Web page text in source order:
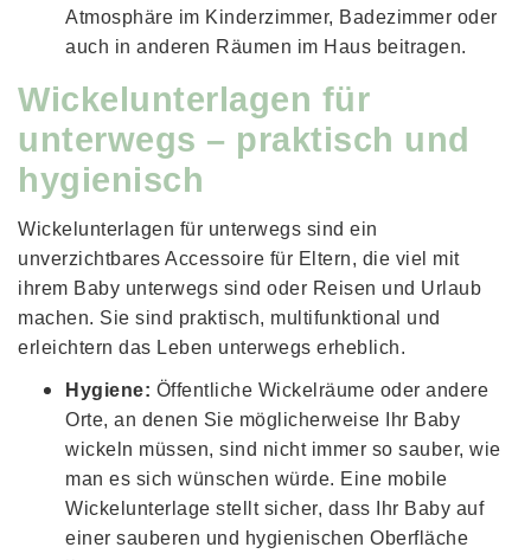
Atmosphäre im Kinderzimmer, Badezimmer oder
auch in anderen Räumen im Haus beitragen.
Wickelunterlagen für
unterwegs – praktisch und
hygienisch
Wickelunterlagen für unterwegs sind ein
unverzichtbares Accessoire für Eltern, die viel mit
ihrem Baby unterwegs sind oder Reisen und Urlaub
machen. Sie sind praktisch, multifunktional und
erleichtern das Leben unterwegs erheblich.
Hygiene: Öffentliche Wickelräume oder andere
Orte, an denen Sie möglicherweise Ihr Baby
wickeln müssen, sind nicht immer so sauber, wie
man es sich wünschen würde. Eine mobile
Wickelunterlage stellt sicher, dass Ihr Baby auf
einer sauberen und hygienischen Oberfläche